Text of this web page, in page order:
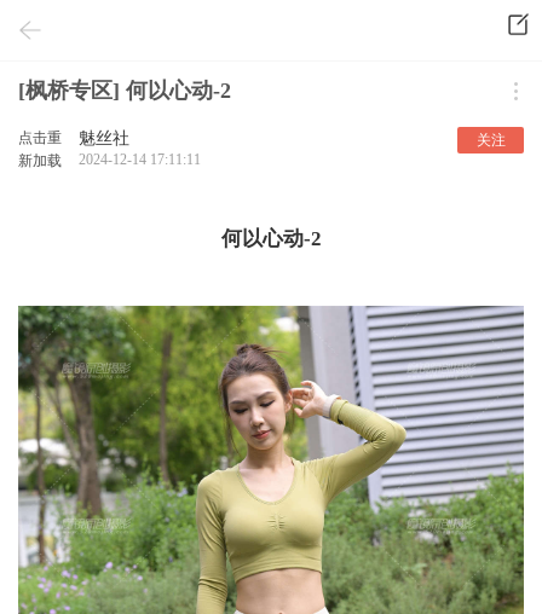
[枫桥专区] 何以心动-2
点击重
新加载
魅丝社
2024-12-14 17:11:11
关注
何以心动-2